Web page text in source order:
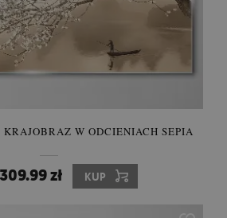
W ODCIENIACH SEPIA
309.99 zł KUP